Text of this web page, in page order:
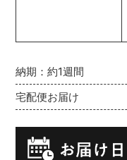
納期：約1週間
宅配便お届け